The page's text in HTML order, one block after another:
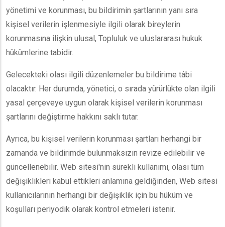
yönetimi ve korunması, bu bildirimin şartlarının yanı sıra
kişisel verilerin işlenmesiyle ilgili olarak bireylerin
korunmasına ilişkin ulusal, Topluluk ve uluslararası hukuk
hükümlerine tabidir.
Gelecekteki olası ilgili düzenlemeler bu bildirime tâbi
olacaktır. Her durumda, yönetici, o sırada yürürlükte olan ilgili
yasal çerçeveye uygun olarak kişisel verilerin korunması
şartlarını değiştirme hakkını saklı tutar.
Ayrıca, bu kişisel verilerin korunması şartları herhangi bir
zamanda ve bildirimde bulunmaksızın revize edilebilir ve
güncellenebilir. Web sitesi'nin sürekli kullanımı, olası tüm
değişiklikleri kabul ettikleri anlamına geldiğinden, Web sitesi
kullanıcılarının herhangi bir değişiklik için bu hüküm ve
koşulları periyodik olarak kontrol etmeleri istenir.